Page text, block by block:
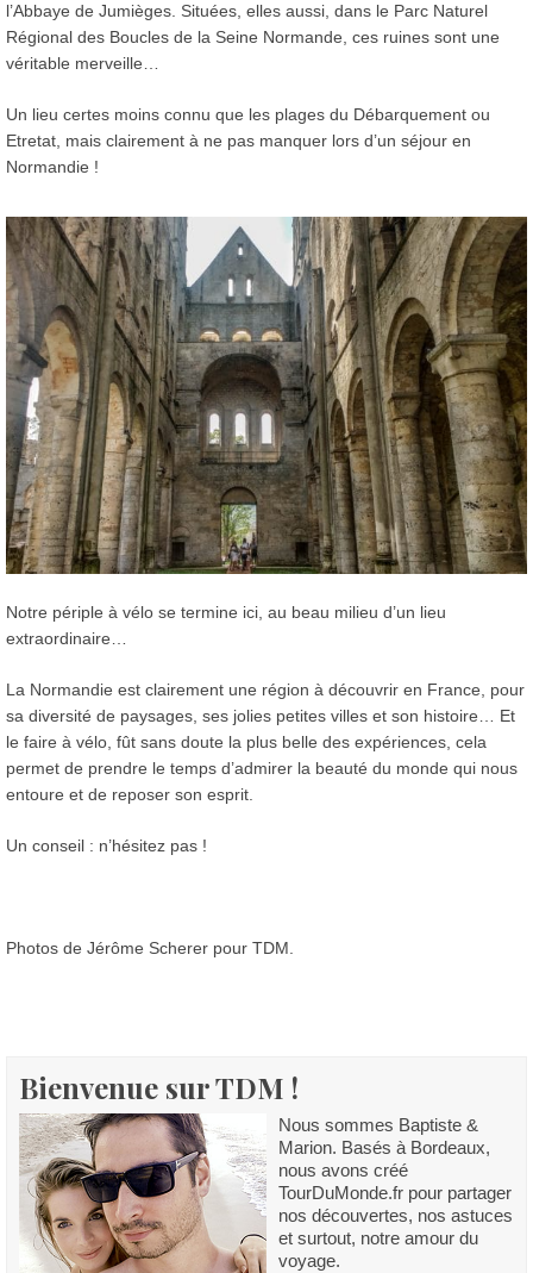
l’Abbaye de Jumièges. Situées, elles aussi, dans le Parc Naturel
Régional des Boucles de la Seine Normande, ces ruines sont une
véritable merveille…
Un lieu certes moins connu que les plages du Débarquement ou
Etretat, mais clairement à ne pas manquer lors d’un séjour en
Normandie !
Notre périple à vélo se termine ici, au beau milieu d’un lieu
extraordinaire…
La Normandie est clairement une région à découvrir en France, pour
sa diversité de paysages, ses jolies petites villes et son histoire… Et
le faire à vélo, fût sans doute la plus belle des expériences, cela
permet de prendre le temps d’admirer la beauté du monde qui nous
entoure et de reposer son esprit.
Un conseil : n’hésitez pas !
Photos de Jérôme Scherer pour TDM.
Bienvenue sur TDM !
Nous sommes Baptiste &
Marion. Basés à Bordeaux,
nous avons créé
TourDuMonde.fr pour partager
nos découvertes, nos astuces
et surtout, notre amour du
voyage.